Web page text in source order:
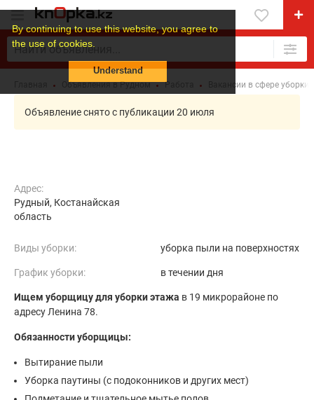
By continuing to use this website, you agree to
the use of cookies.
Understand
Объявления в Рудном Работа Вакансии в сфере
Объявление снято с публикации 20 июля
Адрес:
Рудный, Костанайская
область
Виды уборки: уборка пыли на поверхностях
График уборки: в течении дня
Ищем уборщицу для уборки этажа в 19 микрорайоне по
адресу Ленина 78.
Обязанности уборщицы:
Вытирание пыли
Уборка паутины (с подоконников и других мест)